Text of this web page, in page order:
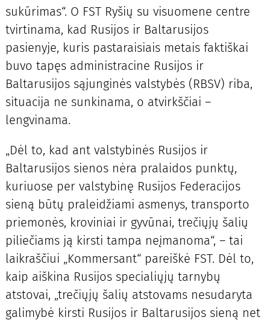
sukūrimas“. O FST Ryšių su visuomene centre
tvirtinama, kad Rusijos ir Baltarusijos
pasienyje, kuris pastaraisiais metais faktiškai
buvo tapęs administracine Rusijos ir
Baltarusijos sąjunginės valstybės (RBSV) riba,
situacija ne sunkinama, o atvirkščiai –
lengvinama.
„Dėl to, kad ant valstybinės Rusijos ir
Baltarusijos sienos nėra pralaidos punktų,
kuriuose per valstybinę Rusijos Federacijos
sieną būtų praleidžiami asmenys, transporto
priemonės, kroviniai ir gyvūnai, trečiųjų šalių
piliečiams ją kirsti tampa neįmanoma“, – tai
laikraščiui „Kommersant“ pareiškė FST. Dėl to,
kaip aiškina Rusijos specialiųjų tarnybų
atstovai, „trečiųjų šalių atstovams nesudaryta
galimybė kirsti Rusijos ir Baltarusijos sieną net